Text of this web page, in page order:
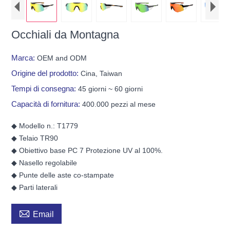
Occhiali da Montagna
Marca:OEM and ODM
Origine del prodotto:Cina, Taiwan
Tempi di consegna:45 giorni ~ 60 giorni
Capacità di fornitura:400.000 pezzi al mese
◆ Modello n.: T1779
◆ Telaio TR90
◆ Obiettivo base PC 7 Protezione UV al 100%.
◆ Nasello regolabile
◆ Punte delle aste co-stampate
◆ Parti laterali
 Email